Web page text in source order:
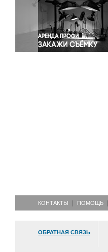
Спорт
Экология
Экономика и бизнес
КОНТАКТЫ ПОМОЩЬ
ОБРАТНАЯ СВЯЗЬ